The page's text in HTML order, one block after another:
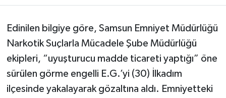
Edinilen bilgiye göre, Samsun Emniyet Müdürlüğü
Narkotik Suçlarla Mücadele Şube Müdürlüğü
ekipleri, “uyuşturucu madde ticareti yaptığı” öne
sürülen görme engelli E.G.’yi (30) İlkadım
ilçesinde yakalayarak gözaltına aldı. Emniyetteki